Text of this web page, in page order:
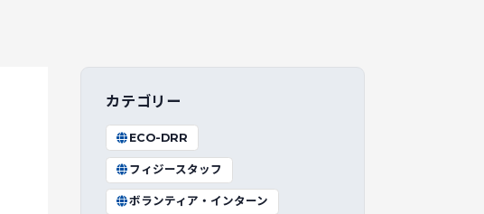
カテゴリー
ECO-DRR
フィジースタッフ
ボランティア・インターン